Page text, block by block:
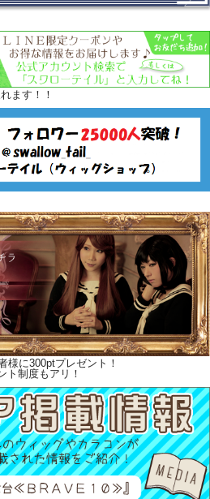
ます！！
様に300ptプレゼント！
ト制度もアリ！